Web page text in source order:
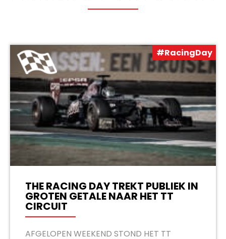
#RacingDay
THE RACING DAY TREKT PUBLIEK IN
GROTEN GETALE NAAR HET TT
CIRCUIT
AFGELOPEN WEEKEND STOND HET TT